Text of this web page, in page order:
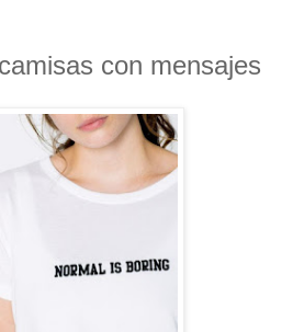
con mensajes